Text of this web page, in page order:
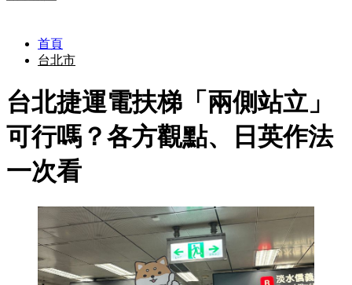
首頁
台北市
台北捷運電扶梯「兩側站立」
可行嗎？各方觀點、日英作法
一次看